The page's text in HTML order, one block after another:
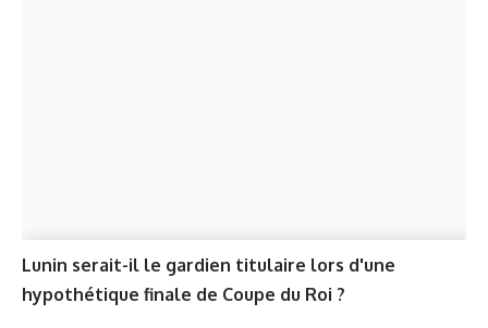
Lunin serait-il le gardien titulaire lors d'une
hypothétique finale de Coupe du Roi ?